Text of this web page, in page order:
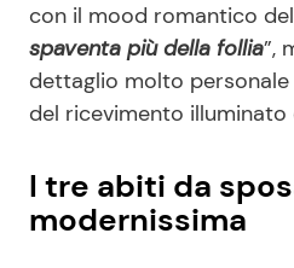
con il mood romantico
spaventa più della follia”,
dettaglio molto
del ricevimento
I tre abiti da
modernissima